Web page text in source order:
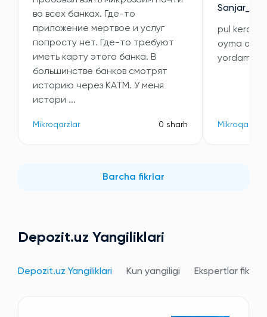
во всех банках. Где-то
приложение мертвое и услуг
попросту нет. Где-то требуют
иметь карту этого банка. В
большинстве банков смотрят
историю через КАТМ. У меня
истори ...
Mikroqarzlar 0 sharh
pul kerak
oyma oy 5
yordam
Mikroqarzlar
Barcha fikrlar
Depozit.uz Yangiliklari
Depozit.uz Yangiliklari Kun yangiligi Ekspertlar fikri